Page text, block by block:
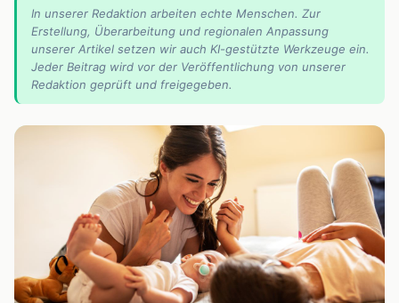
In unserer Redaktion arbeiten echte Menschen. Zur
Erstellung, Überarbeitung und regionalen Anpassung
unserer Artikel setzen wir auch KI-gestützte Werkzeuge ein.
Jeder Beitrag wird vor der Veröffentlichung von unserer
Redaktion geprüft und freigegeben.
📰